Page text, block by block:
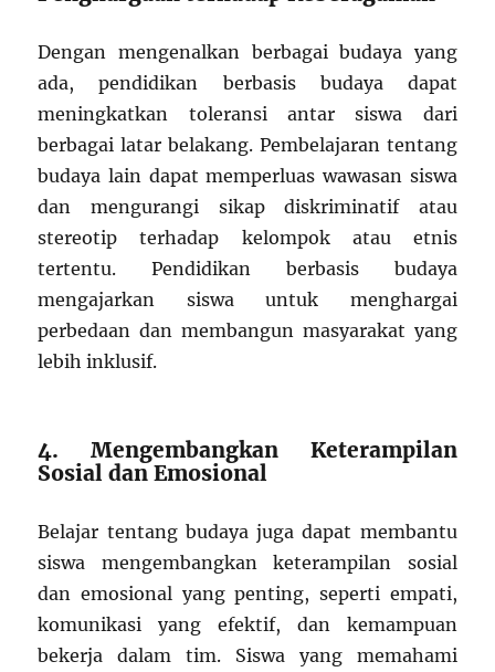
Dengan mengenalkan berbagai budaya yang
ada, pendidikan berbasis budaya dapat
meningkatkan toleransi antar siswa dari
berbagai latar belakang. Pembelajaran tentang
budaya lain dapat memperluas wawasan siswa
dan mengurangi sikap diskriminatif atau
stereotip terhadap kelompok atau etnis
tertentu. Pendidikan berbasis budaya
mengajarkan siswa untuk menghargai
perbedaan dan membangun masyarakat yang
lebih inklusif.
4. Mengembangkan Keterampilan
Sosial dan Emosional
Belajar tentang budaya juga dapat membantu
siswa mengembangkan keterampilan sosial
dan emosional yang penting, seperti empati,
komunikasi yang efektif, dan kemampuan
bekerja dalam tim. Siswa yang memahami